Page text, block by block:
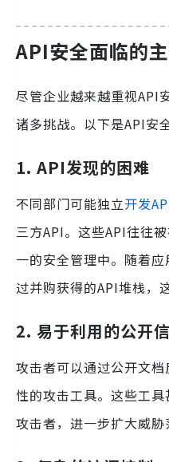
API安全面临的
尽管企业越来越重视API
诸多挑战。以下是API安
1. API发现的困难
不同部门可能独立开发
三方API。这些API往往
一的安全管理中。随着
过并购获得的API堆栈，
2. 易于利用的公开
攻击者可以通过公开文
性的攻击工具。这些工
攻击者，进一步扩大威胁